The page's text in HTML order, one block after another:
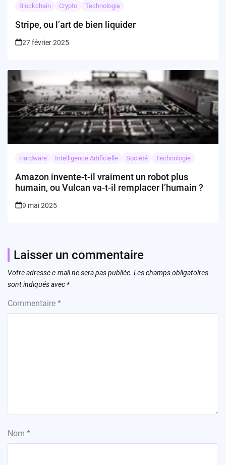
Blockchain Crypto Technologie
Stripe, ou l’art de bien liquider
27 février 2025
Hardware Intelligence Artificielle Société Technologie
Amazon invente-t-il vraiment un robot plus
humain, ou Vulcan va-t-il remplacer l’humain ?
9 mai 2025
Laisser un commentaire
Votre adresse e-mail ne sera pas publiée. Les champs obligatoires
sont indiqués avec *
Commentaire *
Nom *